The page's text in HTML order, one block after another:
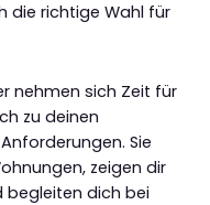
die richtige Wahl für
nehmen sich Zeit für
zu deinen
Sie
zeigen dir
begleiten dich bei